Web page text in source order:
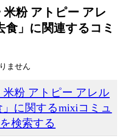
米粉 アトピー アレ
食」に関連するコミ
ません
米粉 アトピー アレル
に関するmixiコミュ
検索する